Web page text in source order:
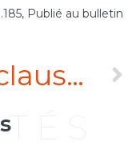
Publié au bulletin
La clause attributive de juridiction est un élément d’extranéité suffisant pour l’application du Règlement Bruxelles I bis